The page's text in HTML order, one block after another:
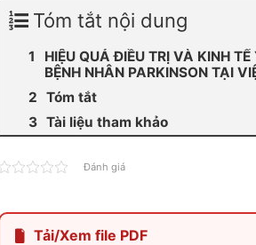
Tóm tắt nội dung
HIỆU QUẢ ĐIỀU TRỊ VÀ KINH
BỆNH NHÂN PARKINSON TẠI
Tóm tắt
Tài liệu tham khảo
Đánh giá
Tải/Xem file PDF